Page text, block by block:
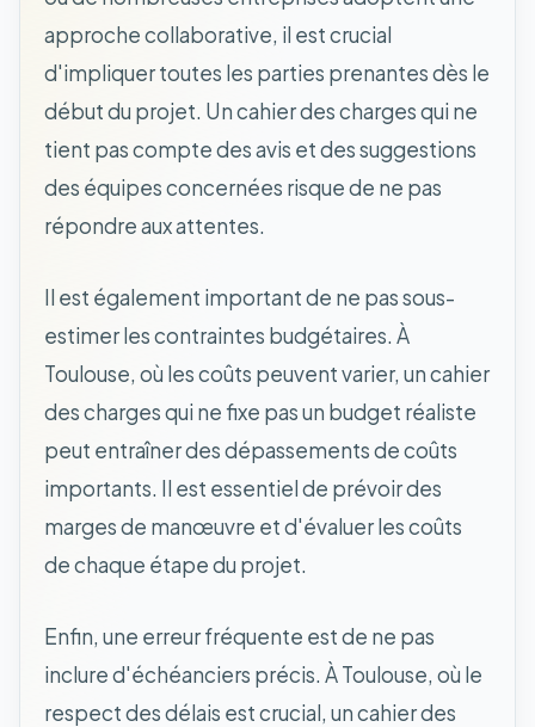
approche collaborative, il est crucial
d'impliquer toutes les parties prenantes dès le
début du projet. Un cahier des charges qui ne
tient pas compte des avis et des suggestions
des équipes concernées risque de ne pas
répondre aux attentes.
Il est également important de ne pas sous-
estimer les contraintes budgétaires. À
Toulouse, où les coûts peuvent varier, un cahier
des charges qui ne fixe pas un budget réaliste
peut entraîner des dépassements de coûts
importants. Il est essentiel de prévoir des
marges de manœuvre et d'évaluer les coûts
de chaque étape du projet.
Enfin, une erreur fréquente est de ne pas
inclure d'échéanciers précis. À Toulouse, où le
respect des délais est crucial, un cahier des